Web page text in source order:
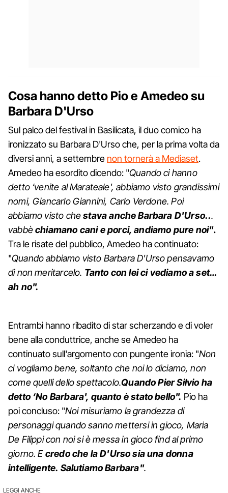
Cosa hanno detto Pio e Amedeo su
Barbara D'Urso
Sul palco del festival in Basilicata, il duo comico ha
ironizzato su Barbara D'Urso che, per la prima volta da
diversi anni, a settembre non tornerà a Mediaset.
Amedeo ha esordito dicendo: "Quando ci hanno
detto ‘venite al Marateale', abbiamo visto grandissimi
nomi, Giancarlo Giannini, Carlo Verdone. Poi
abbiamo visto chestava anche Barbara D'Urso...
vabbèchiamano cani e porci, andiamo pure noi".
Tra le risate del pubblico, Amedeo ha continuato:
"Quando abbiamo visto Barbara D'Urso pensavamo
di non meritarcelo. Tanto con lei ci vediamo a set…
ah no".
Entrambi hanno ribadito di star scherzando e di voler
bene alla conduttrice, anche se Amedeo ha
continuato sull'argomento con pungente ironia: "Non
ci vogliamo bene, soltanto che noi lo diciamo, non
come quelli dello spettacolo.Quando Pier Silvio ha
detto ‘No Barbara', quanto è stato bello". Pio ha
poi concluso: "Noi misuriamo la grandezza di
personaggi quando sanno mettersi in gioco, Maria
De Filippi con noi si è messa in gioco find al primo
giorno. Ecredo che la D'Urso sia una donna
intelligente. Salutiamo Barbara".
LEGGI ANCHE